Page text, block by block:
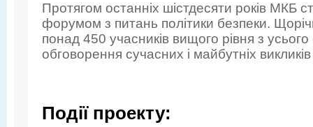
Протягом останніх шістдесяти років МКБ
форумом з питань політики безпеки.
понад 450 учасників вищого рівня з усього
обговорення сучасних і майбутніх
Події проекту: